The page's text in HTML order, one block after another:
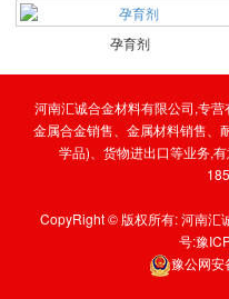
孕育剂
河南汇诚合金材料有限公司,专
金属合金销售、金属材料销售、
学品)、货物进出口等业务,
CopyRight © 版权所有:河南汇
号:豫
豫公网安